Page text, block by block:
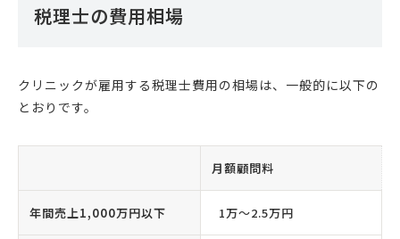
税理士の費用相場
クリニックが雇用する税理士費用の相場は、一般的に以下の
とおりです。
月額顧問料
年間売上1,000万円以下 1万〜2.5万円